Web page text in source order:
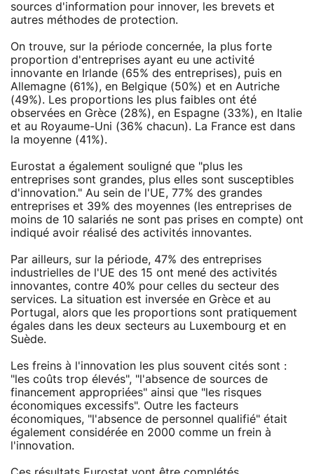
sources d'information pour innover, les brevets et
autres méthodes de protection.
On trouve, sur la période concernée, la plus forte
proportion d'entreprises ayant eu une activité
innovante en Irlande (65% des entreprises), puis en
Allemagne (61%), en Belgique (50%) et en Autriche
(49%). Les proportions les plus faibles ont été
observées en Grèce (28%), en Espagne (33%), en Italie
et au Royaume-Uni (36% chacun). La France est dans
la moyenne (41%).
Eurostat a également souligné que "plus les
entreprises sont grandes, plus elles sont susceptibles
d'innovation." Au sein de l'UE, 77% des grandes
entreprises et 39% des moyennes (les entreprises de
moins de 10 salariés ne sont pas prises en compte) ont
indiqué avoir réalisé des activités innovantes.
Par ailleurs, sur la période, 47% des entreprises
industrielles de l'UE des 15 ont mené des activités
innovantes, contre 40% pour celles du secteur des
services. La situation est inversée en Grèce et au
Portugal, alors que les proportions sont pratiquement
égales dans les deux secteurs au Luxembourg et en
Suède.
Les freins à l'innovation les plus souvent cités sont :
"les coûts trop élevés", "l'absence de sources de
financement appropriées" ainsi que "les risques
économiques excessifs". Outre les facteurs
économiques, "l'absence de personnel qualifié" était
également considérée en 2000 comme un frein à
l'innovation.